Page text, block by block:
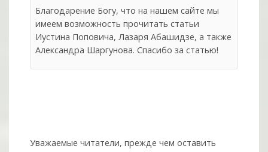
Благодарение Богу, что на нашем сайте мы
имеем возможность прочитать статьи
Иустина Поповича, Лазаря Абашидзе, а также
Александра Шаргунова. Спасибо за статью!
Уважаемые читатели, прежде чем оставить